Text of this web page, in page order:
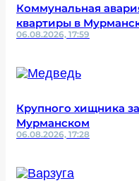
Коммунальная
квартиры в
06.08.2026, 17:59
Крупного хищника
Мурманском
06.08.2026, 17:28